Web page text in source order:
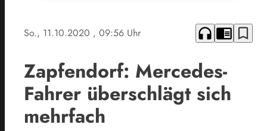
So., 11.10.2020 , 09:56 Uhr headphones chrome_reader_mode bookmark_border
Zapfendorf: Mercedes-
Fahrer überschlägt sich
mehrfach